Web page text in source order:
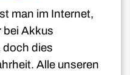
man im Internet,
bei Akkus
doch dies
Alle unseren